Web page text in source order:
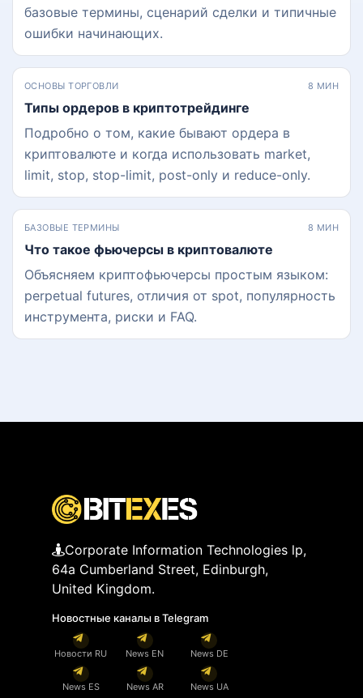
базовые термины, сценарий сделки и типичные
ошибки начинающих.
ОСНОВЫ ТОРГОВЛИ 8 МИН
Типы ордеров в криптотрейдинге
Подробно о том, какие бывают ордера в
криптовалюте и когда использовать market,
limit, stop, stop-limit, post-only и reduce-only.
БАЗОВЫЕ ТЕРМИНЫ 8 МИН
Что такое фьючерсы в криптовалюте
Объясняем криптофьючерсы простым языком:
perpetual futures, отличия от spot, популярность
инструмента, риски и FAQ.
Corporate Information Technologies lp,
64a Cumberland Street, Edinburgh,
United Kingdom.
Новостные каналы в Telegram
Новости RU News EN News DE
News ES News AR News UA